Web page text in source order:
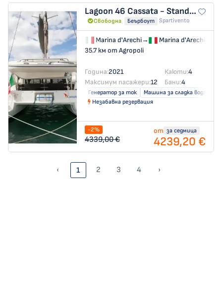
Lagoon 46 Cassata - Standard Line
Свободна Беърбоут Spartivento
Marina d'Arechi→
Marina d'Arechi
35.7 км от Agropoli
Година:2021 Каюти:4
Максимум пасажери:12 Бани:4
Генератор за ток Машина за сладка вода
Незабавна резервация
-2%
4339,00 €
от за седмица
4239,20 €
‹ 1 2 3 4 ›